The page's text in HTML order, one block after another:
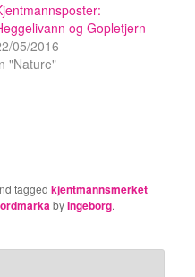
og Gopletjern
05/2016
"Nature"
taggedkjentmannsmerket
byIngeborg.